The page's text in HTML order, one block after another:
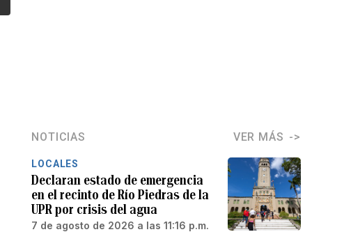
NOTICIAS VER MÁS
LOCALES
Declaran estado de emergencia
en el recinto de Río Piedras de la
UPR por crisis del agua
7 de agosto de 2026 a las 11:16 p.m.